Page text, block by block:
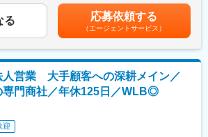
目）
らい）
方、ガソリンスタンドのスタッフの方が活躍して
の体制 ／
研修があり、座学で同社についてという基礎から
す。広島にいる際は、住居は手配いたします！
方がいらっしゃるので、サービスエンジニアの
ラボへの設置時の現場同行やその後のフォロー
内の大手製薬メーカー・化学メーカー
の流れ：
のもとで一から業務を習得いただきます。丁寧
ますので、未経験の方も安心してご応募くださ
売製品のOJTによる機器導入、バリデーショ
用の機器を使用し、性能の確認）、それに伴う
せします。しばらくは2人以上での業務なので、
4.0ヶ月ベース（本年度予定5.0ヶ月））＋決算賞
（4月）賃金はあくまでも目安の金額であり、選
る可能性があります。月給(月額)は固定手当を含
る 応募依頼する
（エージェントサービス）
人営業 大手顧客への深耕メイン／
専門商社／年休125日／WLB◎
迎